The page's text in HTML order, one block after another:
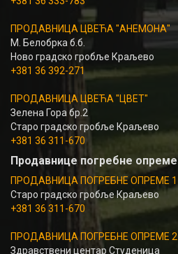
ПРОДАВНИЦА ЦВЕЋА "АНЕМОНА"
М. Белобрка б.б.
Ново градско гробље Краљево
+381 36 392-271
ПРОДАВНИЦА ЦВЕЋА "ЦВЕТ"
Зелена Гора бр.2
Старо градско гробље Краљево
+381 36 311-670
Продавнице погребне опреме
ПРОДАВНИЦА ПОГРЕБНЕ ОПРЕМЕ 1
Старо градско гробље Краљево
+381 36 311-670
ПРОДАВНИЦА ПОГРЕБНЕ ОПРЕМЕ 2
Здравствени центар Студеница